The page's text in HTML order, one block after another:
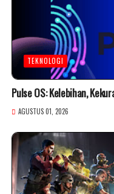
TEKNOLOGI
Pulse OS: Kelebihan,
AGUSTUS 01, 2026